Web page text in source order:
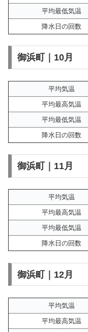
平均最低気温
降水日の回数
御浜町｜10月
平均気温
平均最高気温
平均最低気温
降水日の回数
御浜町｜11月
平均気温
平均最高気温
平均最低気温
降水日の回数
御浜町｜12月
平均気温
平均最高気温